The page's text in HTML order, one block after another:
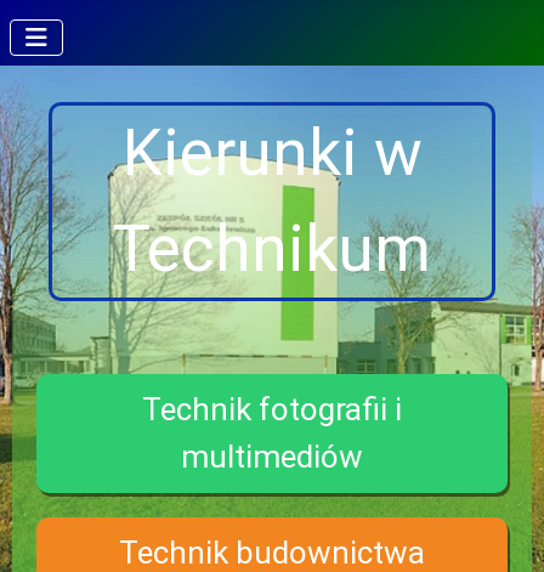
Kierunki w
Technikum
Technik fotografii i
multimediów
Technik budownictwa